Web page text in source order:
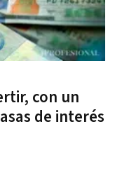
con un
de interés